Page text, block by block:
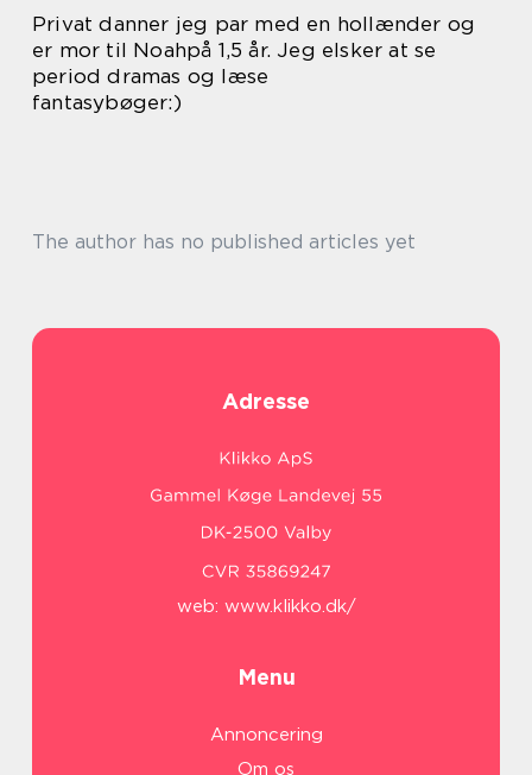
Privat danner jeg par med en hollænder og
er mor til Noahpå 1,5 år. Jeg elsker at se
period dramas og læse
fantasybøger:)
The author has no published articles yet
Adresse
web: www.klikko.dk/
Menu
Annoncering
Om os